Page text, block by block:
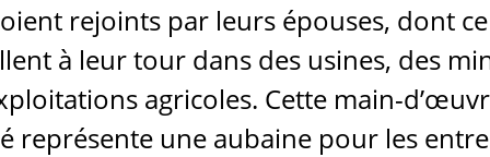
rejoints par leurs épouses, dont
à leur tour dans des usines, des
agricoles. Cette main-
représente une aubaine pour les